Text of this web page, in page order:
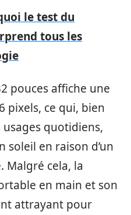
le test du
tous les
pouces affiche une
pixels, ce qui, bien
quotidiens,
soleil en raison d’un
Malgré cela, la
en main et son
attrayant pour